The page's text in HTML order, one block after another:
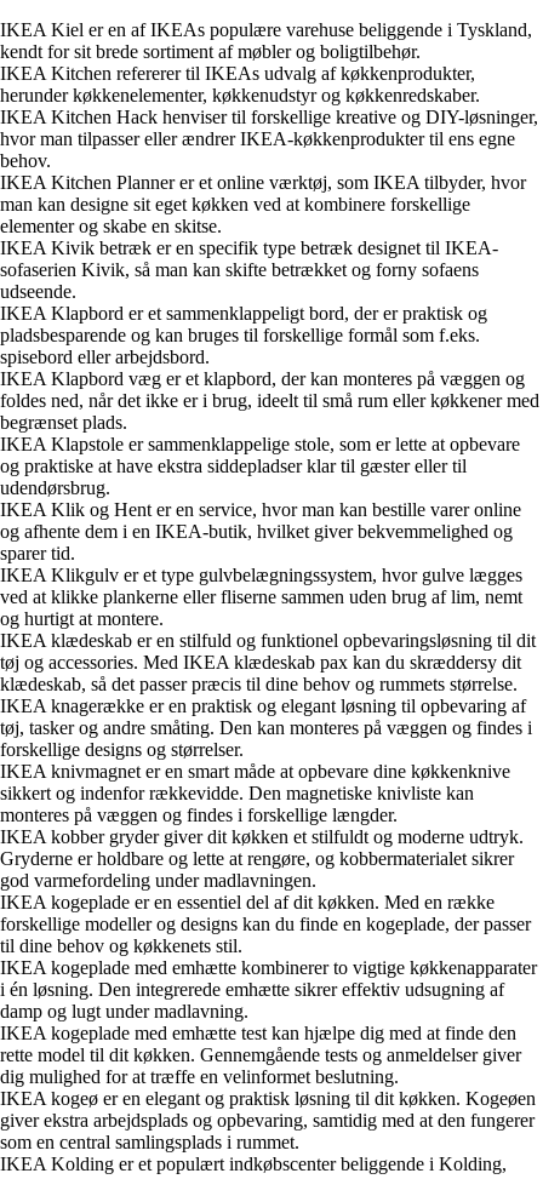
IKEA Kiel er en af IKEAs populære varehuse beliggende i Tyskland,
kendt for sit brede sortiment af møbler og boligtilbehør.
IKEA Kitchen refererer til IKEAs udvalg af køkkenprodukter,
herunder køkkenelementer, køkkenudstyr og køkkenredskaber.
IKEA Kitchen Hack henviser til forskellige kreative og DIY-løsninger,
hvor man tilpasser eller ændrer IKEA-køkkenprodukter til ens egne
behov.
IKEA Kitchen Planner er et online værktøj, som IKEA tilbyder, hvor
man kan designe sit eget køkken ved at kombinere forskellige
elementer og skabe en skitse.
IKEA Kivik betræk er en specifik type betræk designet til IKEA-
sofaserien Kivik, så man kan skifte betrækket og forny sofaens
udseende.
IKEA Klapbord er et sammenklappeligt bord, der er praktisk og
pladsbesparende og kan bruges til forskellige formål som f.eks.
spisebord eller arbejdsbord.
IKEA Klapbord væg er et klapbord, der kan monteres på væggen og
foldes ned, når det ikke er i brug, ideelt til små rum eller køkkener med
begrænset plads.
IKEA Klapstole er sammenklappelige stole, som er lette at opbevare
og praktiske at have ekstra siddepladser klar til gæster eller til
udendørsbrug.
IKEA Klik og Hent er en service, hvor man kan bestille varer online
og afhente dem i en IKEA-butik, hvilket giver bekvemmelighed og
sparer tid.
IKEA Klikgulv er et type gulvbelægningssystem, hvor gulve lægges
ved at klikke plankerne eller fliserne sammen uden brug af lim, nemt
og hurtigt at montere.
IKEA klædeskab er en stilfuld og funktionel opbevaringsløsning til dit
tøj og accessories. Med IKEA klædeskab pax kan du skræddersy dit
klædeskab, så det passer præcis til dine behov og rummets størrelse.
IKEA knagerække er en praktisk og elegant løsning til opbevaring af
tøj, tasker og andre småting. Den kan monteres på væggen og findes i
forskellige designs og størrelser.
IKEA knivmagnet er en smart måde at opbevare dine køkkenknive
sikkert og indenfor rækkevidde. Den magnetiske knivliste kan
monteres på væggen og findes i forskellige længder.
IKEA kobber gryder giver dit køkken et stilfuldt og moderne udtryk.
Gryderne er holdbare og lette at rengøre, og kobbermaterialet sikrer
god varmefordeling under madlavningen.
IKEA kogeplade er en essentiel del af dit køkken. Med en række
forskellige modeller og designs kan du finde en kogeplade, der passer
til dine behov og køkkenets stil.
IKEA kogeplade med emhætte kombinerer to vigtige køkkenapparater
i én løsning. Den integrerede emhætte sikrer effektiv udsugning af
damp og lugt under madlavning.
IKEA kogeplade med emhætte test kan hjælpe dig med at finde den
rette model til dit køkken. Gennemgående tests og anmeldelser giver
dig mulighed for at træffe en velinformet beslutning.
IKEA kogeø er en elegant og praktisk løsning til dit køkken. Kogeøen
giver ekstra arbejdsplads og opbevaring, samtidig med at den fungerer
som en central samlingsplads i rummet.
IKEA Kolding er et populært indkøbscenter beliggende i Kolding,